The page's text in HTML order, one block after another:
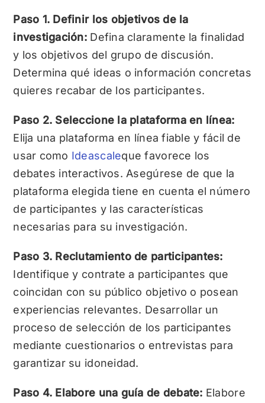
Paso 1. Definir los objetivos de la
investigación: Defina claramente la finalidad
y los objetivos del grupo de discusión.
Determina qué ideas o información concretas
quieres recabar de los participantes.
Paso 2. Seleccione la plataforma en línea:
Elija una plataforma en línea fiable y fácil de
usar como Ideascaleque favorece los
debates interactivos. Asegúrese de que la
plataforma elegida tiene en cuenta el número
de participantes y las características
necesarias para su investigación.
Paso 3. Reclutamiento de participantes:
Identifique y contrate a participantes que
coincidan con su público objetivo o posean
experiencias relevantes. Desarrollar un
proceso de selección de los participantes
mediante cuestionarios o entrevistas para
garantizar su idoneidad.
Paso 4. Elabore una guía de debate: Elabore